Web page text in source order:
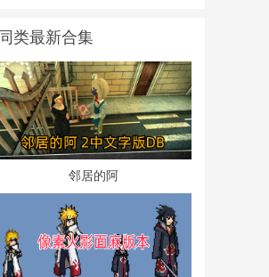
最新版
同类最新合集
邻居的阿